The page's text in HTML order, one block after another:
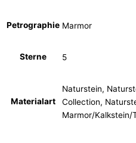
Petrographie Marmor
Sterne 5
Materialart
Naturstein,
Collection,
Marmor/Kalkstein/